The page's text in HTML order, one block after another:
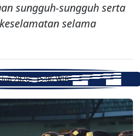
sungguh-sungguh serta
selama
2026 - 15:06 WIB